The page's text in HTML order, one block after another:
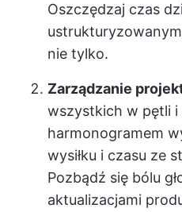
Oszczędzaj czas
nie tylko.
Zarządzanie
wszystkich w pętli i
harmonogramem
wysiłku i czasu ze
Pozbądź się bólu
aktualizacjami